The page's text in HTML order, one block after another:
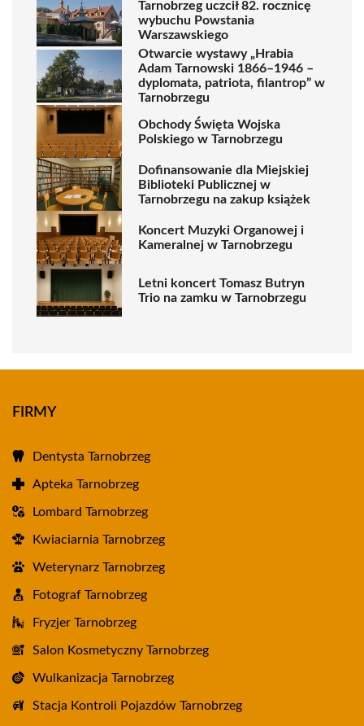
Tarnobrzeg uczcił 82. rocznicę
wybuchu Powstania
Warszawskiego
Otwarcie wystawy „Hrabia
Adam Tarnowski 1866–1946 –
dyplomata, patriota, filantrop” w
Tarnobrzegu
Obchody Święta Wojska
Polskiego w Tarnobrzegu
Dofinansowanie dla Miejskiej
Biblioteki Publicznej w
Tarnobrzegu na zakup książek
Koncert Muzyki Organowej i
Kameralnej w Tarnobrzegu
Letni koncert Tomasz Butryn
Trio na zamku w Tarnobrzegu
FIRMY
Dentysta Tarnobrzeg
Apteka Tarnobrzeg
Lombard Tarnobrzeg
Kwiaciarnia Tarnobrzeg
Weterynarz Tarnobrzeg
Fotograf Tarnobrzeg
Fryzjer Tarnobrzeg
Salon Kosmetyczny Tarnobrzeg
Wulkanizacja Tarnobrzeg
Stacja Kontroli Pojazdów Tarnobrzeg